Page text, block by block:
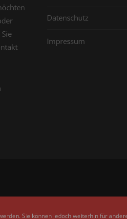
Datenschutz
Impressum
Sie können jedoch weiterhin für